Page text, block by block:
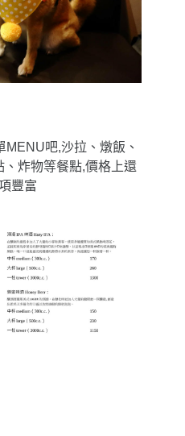
吧,沙拉、燉飯、
炸物等餐點,價格上還
豐富